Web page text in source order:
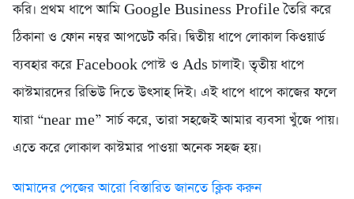
করি। প্রথম ধাপে আমি Google Business Profile তৈরি করে
ঠিকানা ও ফোন নম্বর আপডেট করি। দ্বিতীয় ধাপে লোকাল কিওয়ার্ড
ব্যবহার করে Facebook পোস্ট ও Ads চালাই। তৃতীয় ধাপে
কাস্টমারদের রিভিউ দিতে উৎসাহ দিই। এই ধাপে ধাপে কাজের ফলে
যারা “near me” সার্চ করে, তারা সহজেই আমার ব্যবসা খুঁজে পায়।
এতে করে লোকাল কাস্টমার পাওয়া অনেক সহজ হয়।
আমাদের পেজের আরো বিস্তারিত জানতে ক্লিক করুন